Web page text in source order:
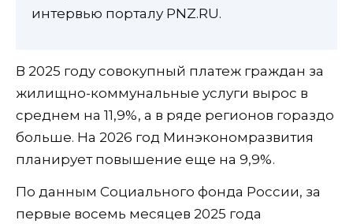
интервью порталу PNZ.RU.
В 2025 году совокупный платеж граждан за
жилищно-коммунальные услуги вырос в
среднем на 11,9%, а в ряде регионов гораздо
больше. На 2026 год Минэкономразвития
планирует повышение еще на 9,9%.
По данным Социального фонда России, за
первые восемь месяцев 2025 года